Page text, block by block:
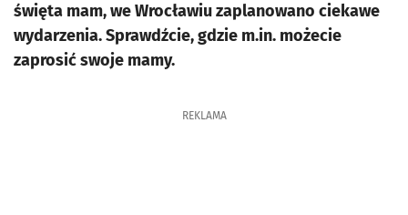
święta mam, we Wrocławiu zaplanowano ciekawe
wydarzenia. Sprawdźcie, gdzie m.in. możecie
zaprosić swoje mamy.
REKLAMA